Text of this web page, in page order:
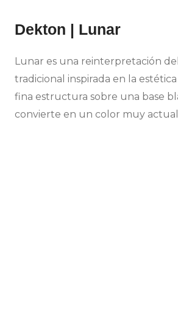
Dekton | Lunar
Lunar es una reinterpretación
tradicional inspirada en la
fina estructura sobre una base
convierte en un color muy